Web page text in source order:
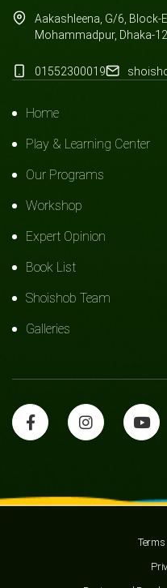
Aakashleena, G/6, Block-
Mohammadpur, Dhaka-
01552300019
Home
Play & Learning Center
Our Programs
Workshop
Expert Opinion
Book List
Shoishob Team
Galleries